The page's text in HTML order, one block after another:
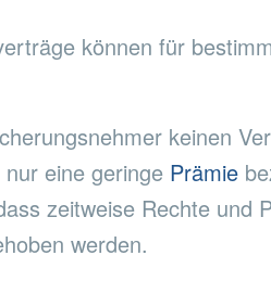
können für
keinen
eine geringe Prämie
zeitweise Rechte und
werden.